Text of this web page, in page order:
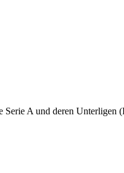
Serie A und deren Unterligen